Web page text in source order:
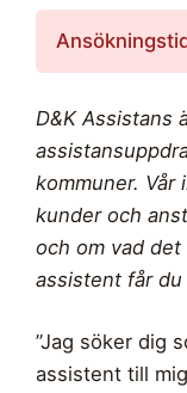
D&K Assistans
kommuner. Vår
kunder och
och om vad
assistent får du
”Jag söker dig
assistent till